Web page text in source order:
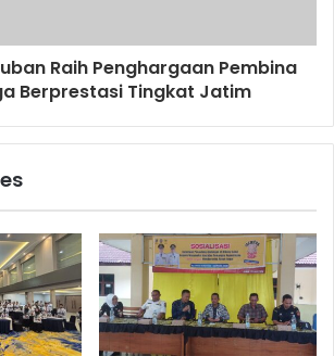
Raih Penghargaan Pembina
Berprestasi Tingkat Jatim